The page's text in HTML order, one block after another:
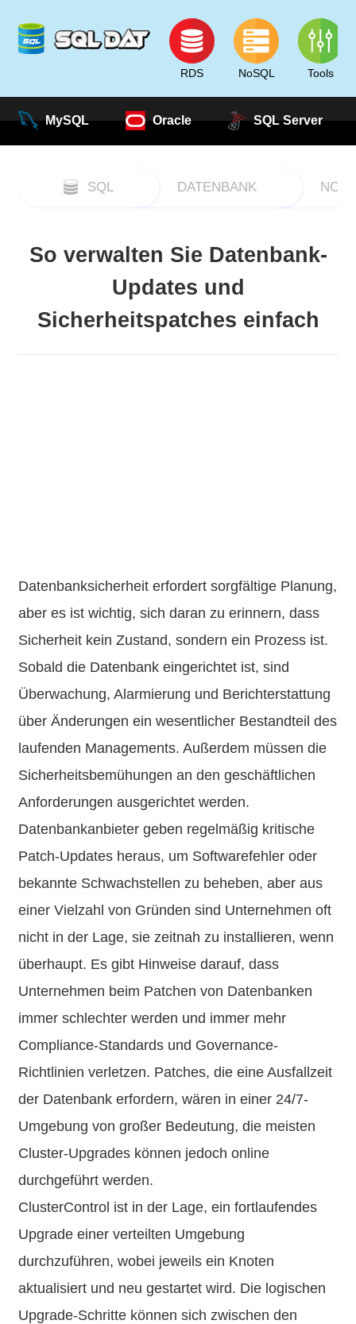
RDS NoSQL Tools
MySQL Oracle SQL Server
SQL DATENBANK
So verwalten Sie Datenbank-
Updates und
Sicherheitspatches einfach
Datenbanksicherheit erfordert sorgfältige Planung,
aber es ist wichtig, sich daran zu erinnern, dass
Sicherheit kein Zustand, sondern ein Prozess ist.
Sobald die Datenbank eingerichtet ist, sind
Überwachung, Alarmierung und Berichterstattung
über Änderungen ein wesentlicher Bestandteil des
laufenden Managements. Außerdem müssen die
Sicherheitsbemühungen an den geschäftlichen
Anforderungen ausgerichtet werden.
Datenbankanbieter geben regelmäßig kritische
Patch-Updates heraus, um Softwarefehler oder
bekannte Schwachstellen zu beheben, aber aus
einer Vielzahl von Gründen sind Unternehmen oft
nicht in der Lage, sie zeitnah zu installieren, wenn
überhaupt. Es gibt Hinweise darauf, dass
Unternehmen beim Patchen von Datenbanken
immer schlechter werden und immer mehr
Compliance-Standards und Governance-
Richtlinien verletzen. Patches, die eine Ausfallzeit
der Datenbank erfordern, wären in einer 24/7-
Umgebung von großer Bedeutung, die meisten
Cluster-Upgrades können jedoch online
durchgeführt werden.
ClusterControl ist in der Lage, ein fortlaufendes
Upgrade einer verteilten Umgebung
durchzuführen, wobei jeweils ein Knoten
aktualisiert und neu gestartet wird. Die logischen
Upgrade-Schritte können sich zwischen den